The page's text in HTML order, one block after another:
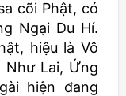
cõi Phật, có
Ngại Du Hí.
hiệu là Vô
Như Lai, Ứng
hiện đang